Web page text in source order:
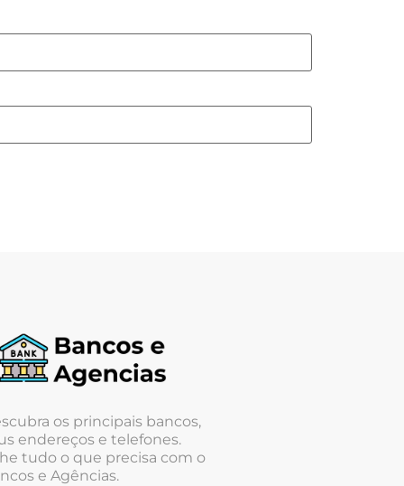
os principais bancos,
endereços e telefones.
tudo o que precisa com o
e Agências.